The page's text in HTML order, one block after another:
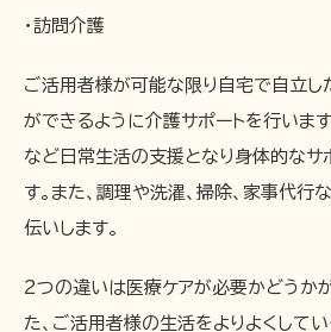
・訪問介護
ご活用者様が可能な限り自宅で自立し
ができるように介護サポートを行います
など日常生活の支援となり身体的なサ
す。また、調理や洗濯、掃除、家事代行
伝いします。
2つの違いは医療ケアが必要かどうか
た、ご活用者様の生活をよりよくして